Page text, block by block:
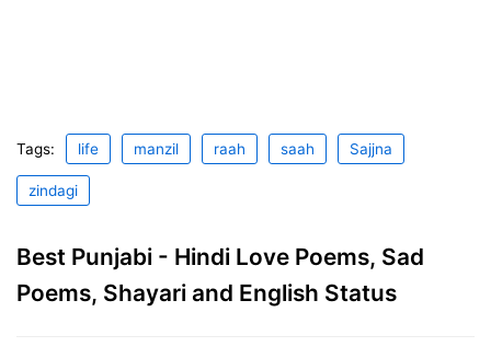
Tags: life manzil raah saah Sajjna
zindagi
Best Punjabi - Hindi Love Poems, Sad
Poems, Shayari and English Status